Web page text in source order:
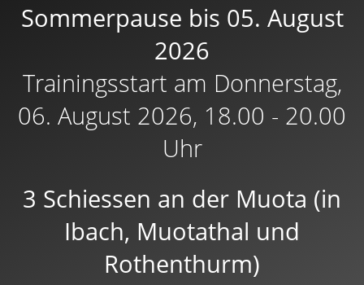
Sommerpause bis 05. August
2026
Trainingsstart am Donnerstag,
06. August 2026, 18.00 - 20.00
Uhr
3 Schiessen an der Muota (in
Ibach, Muotathal und
Rothenthurm)